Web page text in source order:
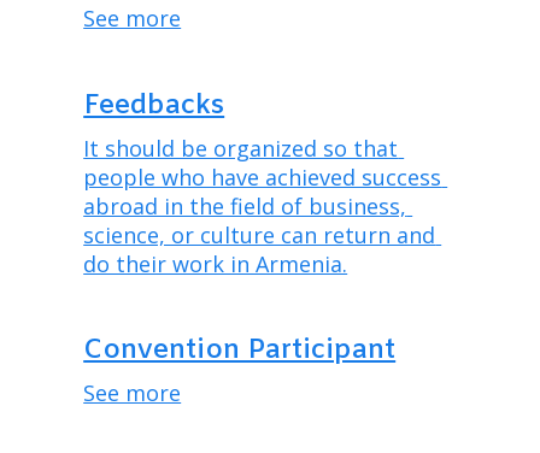
See more
Feedbacks
It should be organized so that
people who have achieved success
abroad in the field of business,
science, or culture can return and
do their work in Armenia.
Convention Participant
See more